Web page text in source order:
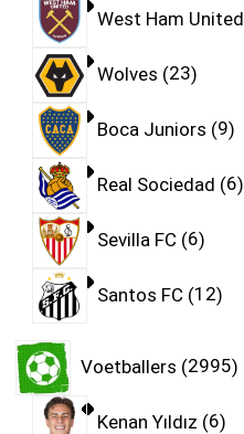
West Ham United
Wolves 23
Boca Juniors 9
Real Sociedad 6
Sevilla FC 6
Santos FC 12
Voetballers 2995
Kenan Yıldız 6